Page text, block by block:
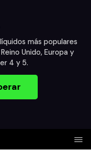
más populares
Unido, Europa y
4 y 5.